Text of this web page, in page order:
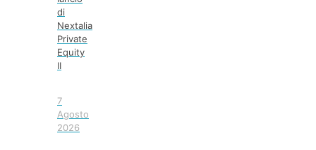
di
Nextalia
Private
Equity
II
7
Agosto
2026